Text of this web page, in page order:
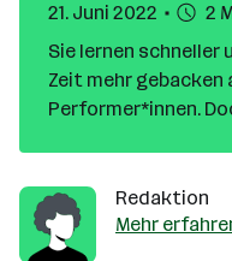
21. Juni 2022
2
Sie lernen schneller
Zeit mehr gebacken
Performer*innen.
wieder. Der
weiß, was High
Redaktion
Mehr